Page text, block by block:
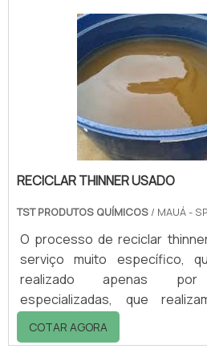
contaminar o meio
gravemente descarte deve
muito cuidado. As vantagens
reciclagem é
vantagem ambiental e ainda
económica. A.
RECICLAR THINNER USADO
TST PRODUTOS QUÍMICOS / MAUÁ - SP
O processo de reciclar
serviço muito específico,
realizado apenas por
especializadas, que
etapas de forma correta, de
normas ambientais.Desse
COTAR AGORA